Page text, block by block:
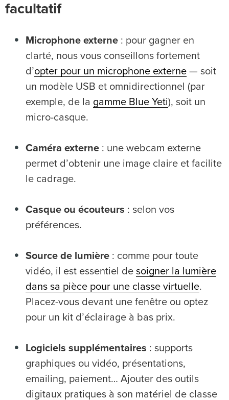
facultatif
Microphone externe : pour gagner en
clarté, nous vous conseillons fortement
d’opter pour un microphone externe — soit
un modèle USB et omnidirectionnel (par
exemple, de la gamme Blue Yeti), soit un
micro-casque.
Caméra externe : une webcam externe
permet d’obtenir une image claire et facilite
le cadrage.
Casque ou écouteurs : selon vos
préférences.
Source de lumière : comme pour toute
vidéo, il est essentiel de soigner la lumière
dans sa pièce pour une classe virtuelle.
Placez-vous devant une fenêtre ou optez
pour un kit d’éclairage à bas prix.
Logiciels supplémentaires : supports
graphiques ou vidéo, présentations,
emailing, paiement… Ajouter des outils
digitaux pratiques à son matériel de classe